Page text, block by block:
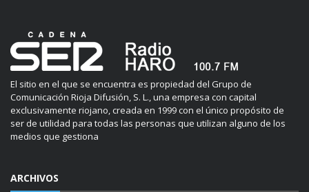
El sitio en el que se encuentra es propiedad del Grupo de
Comunicación Rioja Difusión, S. L., una empresa con capital
exclusivamente riojano, creada en 1999 con el único propósito de
ser de utilidad para todas las personas que utilizan alguno de los
medios que gestiona
ARCHIVOS